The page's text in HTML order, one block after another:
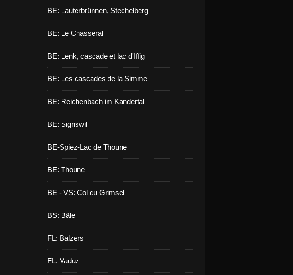
BE: Lauterbrünnen, Stechelberg
BE: Le Chasseral
BE: Lenk, cascade et lac d'Iffig
BE: Les cascades de la Simme
BE: Reichenbach im Kandertal
BE: Sigriswil
BE-Spiez-Lac de Thoune
BE: Thoune
BE - VS: Col du Grimsel
BS: Bâle
FL: Balzers
FL: Vaduz